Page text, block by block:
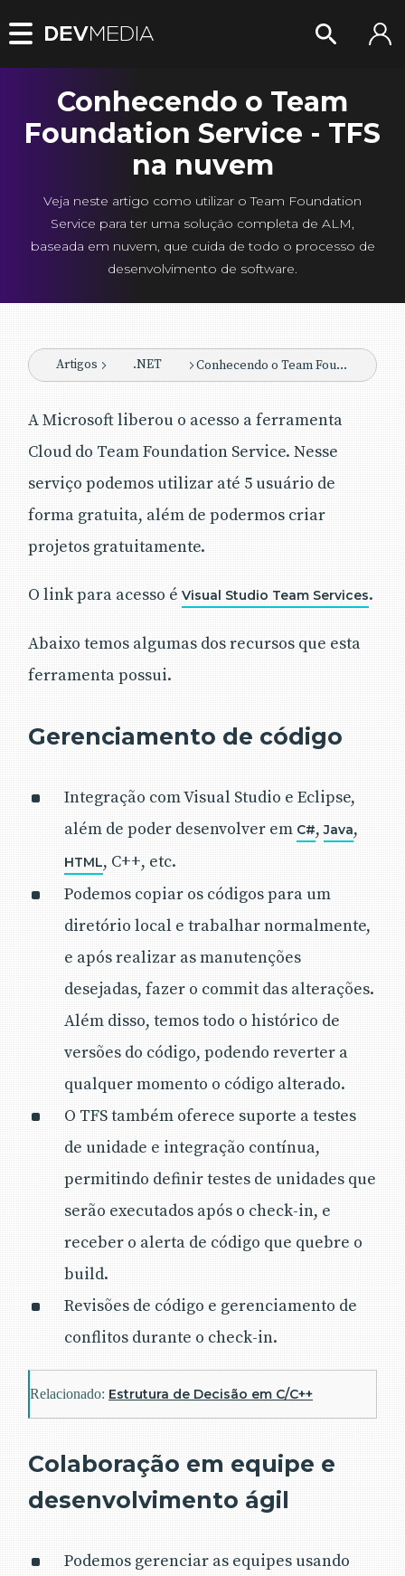
Conhecendo o Team
Foundation Service - TFS
na nuvem
Veja neste artigo como utilizar o Team Foundation
Service para ter uma solução completa de ALM,
baseada em nuvem, que cuida de todo o processo de
desenvolvimento de software.
Artigos .NET Conhecendo o Team Foundation Service - TFS na nuvem
A Microsoft liberou o acesso a ferramenta
Cloud do Team Foundation Service. Nesse
serviço podemos utilizar até 5 usuário de
forma gratuita, além de podermos criar
projetos gratuitamente.
O link para acesso é Visual Studio Team Services.
Abaixo temos algumas dos recursos que esta
ferramenta possui.
Gerenciamento de código
Integração com Visual Studio e Eclipse,
além de poder desenvolver em C#,Java,
HTML, C++, etc.
Podemos copiar os códigos para um
diretório local e trabalhar normalmente,
e após realizar as manutenções
desejadas, fazer o commit das alterações.
Além disso, temos todo o histórico de
versões do código, podendo reverter a
qualquer momento o código alterado.
O TFS também oferece suporte a testes
de unidade e integração contínua,
permitindo definir testes de unidades que
serão executados após o check-in, e
receber o alerta de código que quebre o
build.
Revisões de código e gerenciamento de
conflitos durante o check-in.
Relacionado: Estrutura de Decisão em C/C++
Colaboração em equipe e
desenvolvimento ágil
Podemos gerenciar as equipes usando